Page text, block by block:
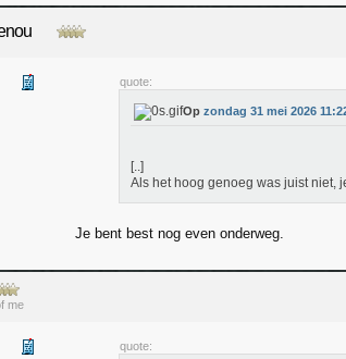
quote:
Op zondag 31 mei 2026
[..]
Als het hoog genoeg was juist niet,
Je bent best nog even onderweg.
me
quote: